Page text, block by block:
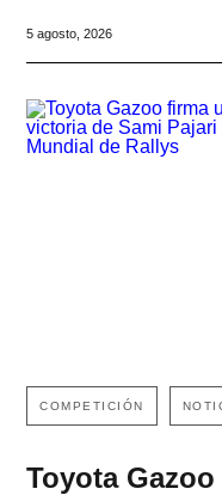
5 agosto, 2026
COMPETICIÓN
Toyota